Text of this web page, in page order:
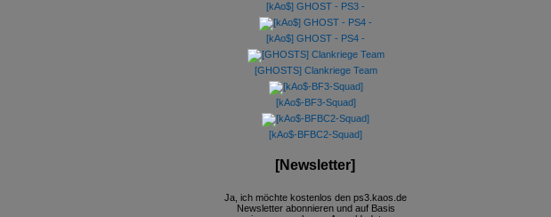
[kAo$] GHOST - PS3 -
[kAo$] GHOST - PS4 -
[GHOSTS] Clankriege Team
[kAo$-BF3-Squad]
[kAo$-BFBC2-Squad]
[Newsletter]
Ja, ich möchte kostenlos den ps3.kaos.de
Newsletter abonnieren und auf Basis